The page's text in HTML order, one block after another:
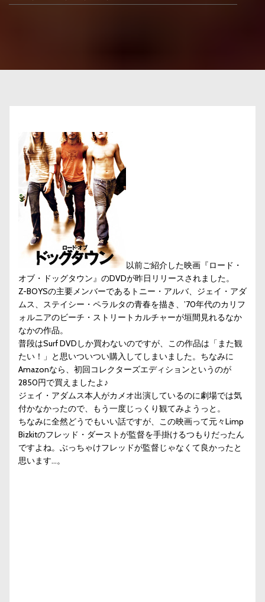
以前ご紹介した映画『ロード・
オブ・ドッグタウン』のDVDが昨日リリースされました。
Z-BOYSの主要メンバーであるトニー・アルバ、ジェイ・アダ
ムス、ステイシー・ペラルタの青春を描き、’70年代のカリフ
ォルニアのビーチ・ストリートカルチャーが垣間見れるなか
なかの作品。
普段はSurf DVDしか買わないのですが、この作品は「また観
たい！」と思いついつい購入してしまいました。ちなみに
Amazonなら、初回コレクターズエディションというのが
2850円で買えましたよ♪
ジェイ・アダムス本人がカメオ出演しているのに劇場では気
付かなかったので、もう一度じっくり観てみようっと。
ちなみに全然どうでもいい話ですが、この映画って元々Limp
Bizkitのフレッド・ダーストが監督を手掛けるつもりだったん
ですよね。ぶっちゃけフレッドが監督じゃなくて良かったと
思います…。